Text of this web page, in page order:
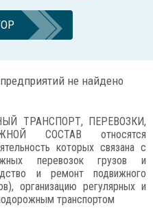
не найдено
ТРАНСПОРТ, ПЕРЕВОЗКИ,
СОСТАВ относятся
которых связана с
перевозок грузов и
и ремонт подвижного
организацию регулярных и
транспортом